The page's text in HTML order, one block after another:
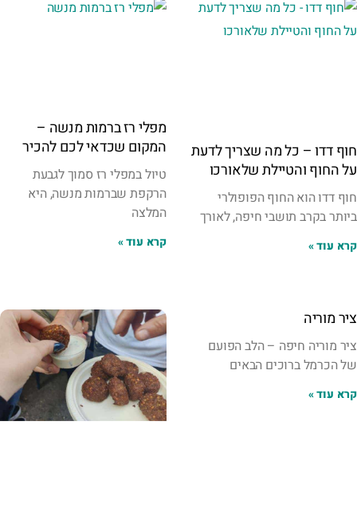
חוף דדו – כל מה שצריך לדעת
על החוף והטיילת שלאורכו
חוף דדו הוא החוף הפופולרי
ביותר בקרב תושבי חיפה, לאורך
קרא עוד »
מפלי רז ברמות מנשה –
המקום שכדאי לכם להכיר
טיול במפלי רז סמוך לגבעת
הרקפת שברמות מנשה, היא
המלצה
קרא עוד »
ציר מוריה
ציר מוריה חיפה – הלב הפועם
של הכרמל ברוכים הבאים
קרא עוד »